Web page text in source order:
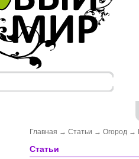
Главная → Статьи → Огород →
Статьи